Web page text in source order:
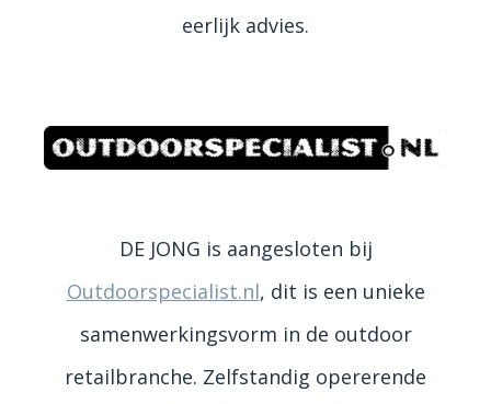
eerlijk advies.
DE JONG is aangesloten bij
Outdoorspecialist.nl, dit is een unieke
samenwerkingsvorm in de outdoor
retailbranche. Zelfstandig opererende